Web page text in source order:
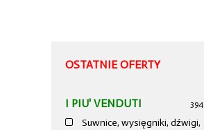
OSTATNIE OFERTY
I PIU' VENDUTI 394
Suwnice, wysięgniki, dźwigi,